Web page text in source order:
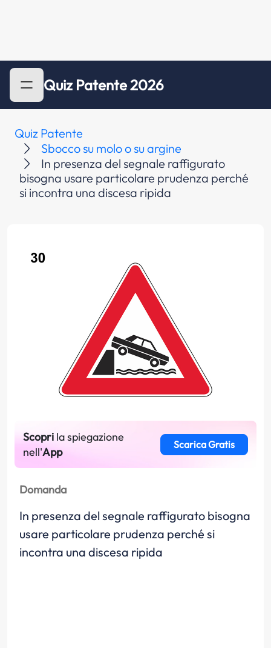
Quiz Patente 2026
Quiz Patente
Sbocco su molo o su argine
In presenza del segnale raffigurato
bisogna usare particolare prudenza perché
si incontra una discesa ripida
Scopri la spiegazione
nell'App
Scarica Gratis
Domanda
In presenza del segnale raffigurato bisogna
usare particolare prudenza perché si
incontra una discesa ripida